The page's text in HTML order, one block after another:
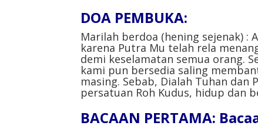
DOA PEMBUKA:
Marilah berdoa (hening sejenak) :
karena Putra Mu telah rela
demi keselamatan semua orang.
kami pun bersedia saling
masing. Sebab, Dialah Tuhan dan
persatuan Roh Kudus, hidup dan
BACAAN PERTAMA: